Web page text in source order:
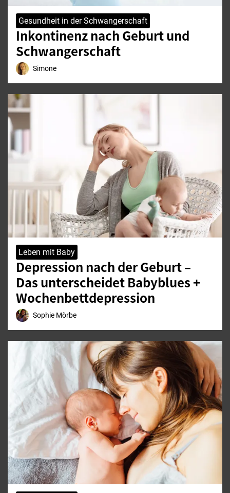
Gesundheit in der Schwangerschaft
Inkontinenz nach Geburt und
Schwangerschaft
Simone
Leben mit Baby
Depression nach der Geburt –
Das unterscheidet Babyblues +
Wochenbettdepression
Sophie Mörbe